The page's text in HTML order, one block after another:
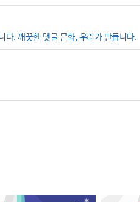
다. 깨끗한 댓글 문화, 우리가 만듭니다.